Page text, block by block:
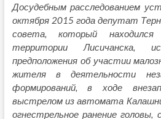
Досудебным расследованием
октября 2015 года депутат
совета, который
территории Лисичанска,
предположения об участии
жителя в деятельности
формирований, в ходе
выстрелом из автомата
огнестрельное ранение